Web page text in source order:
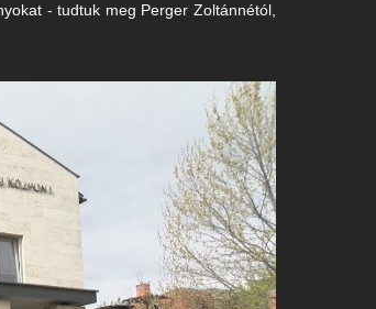
- tudtuk meg Perger Zoltánnétól,